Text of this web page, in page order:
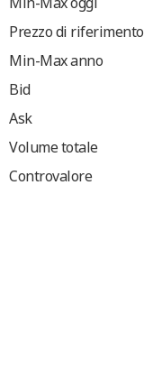
Prezzo di riferimento
Min-Max anno
Bid
Ask
Volume totale
Controvalore